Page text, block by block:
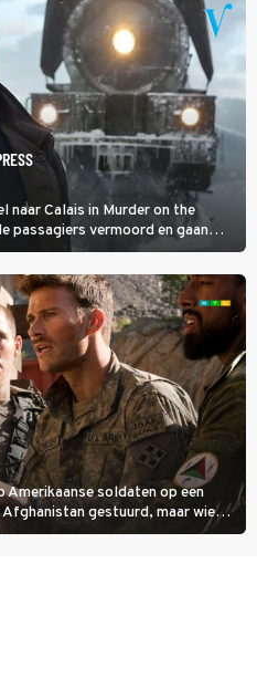
naar Calais in Murder on the
passagiers vermoord en gaan
uitzoeken wie van de andere
soldaten op een
gestuurd, maar wie